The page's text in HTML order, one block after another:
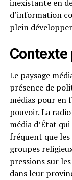
inexistante en
d’information
plein
Le paysage
présence de
médias pour en
pouvoir. La
média d’État
fréquent que
groupes
pressions sur
dans leur